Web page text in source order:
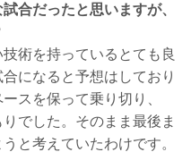
合だったと思いますが、
術を持っているとても良
になると予想はしており
スを保って乗り切り、
でした。そのまま最後ま
と考えていたわけです。